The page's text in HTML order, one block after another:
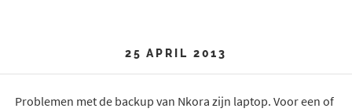
25 APRIL 2013
Problemen met de backup van Nkora zijn laptop. Voor een of